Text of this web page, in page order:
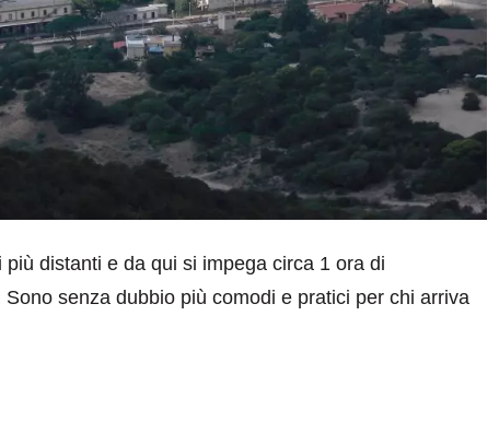
più distanti e da qui si impega circa 1 ora di
senza dubbio più comodi e pratici per chi arriva